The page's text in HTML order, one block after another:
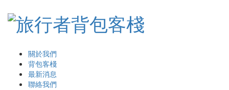
關於我們
背包客棧
最新消息
聯絡我們